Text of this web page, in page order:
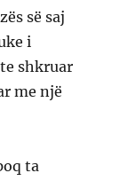
së saj
i
shkruar
me një
ta